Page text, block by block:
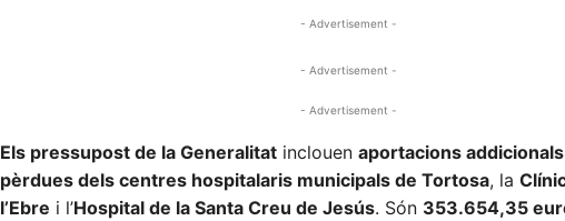
- Advertisement -
- Advertisement -
- Advertisement -
Els pressupost de la Generalitatinclouen aportacions
pèrdues dels centres hospitalaris municipals de Tortosa, la
l’Ebre i l’Hospital de la Santa Creu de Jesús. Són 353.654,35